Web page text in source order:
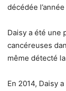
décédée
Daisy a été une
cancéreuses
même détecté
En 2014, Daisy